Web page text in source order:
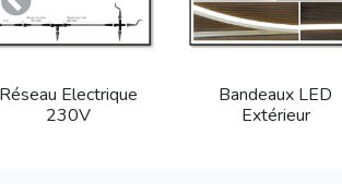
Réseau Electrique
230V
Bandeaux LED
Extérieur
Précedent